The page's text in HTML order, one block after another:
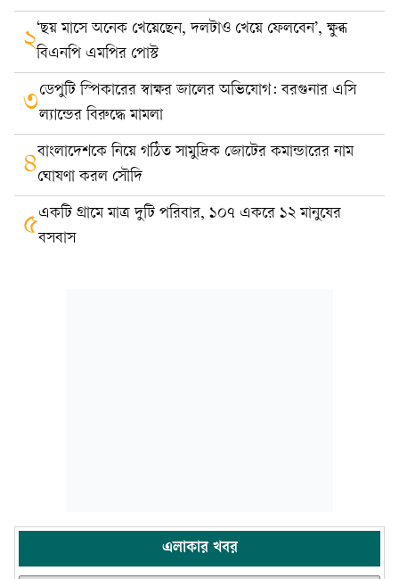
২‘ছয় মাসে অনেক খেয়েছেন, দলটাও খেয়ে ফেলবেন’, ক্ষুব্ধ
বিএনপি এমপির পোস্ট
৩ডেপুটি স্পিকারের স্বাক্ষর জালের অভিযোগ: বরগুনার এসি
ল্যান্ডের বিরুদ্ধে মামলা
৪বাংলাদেশকে নিয়ে গঠিত সামুদ্রিক জোটের কমান্ডারের নাম
ঘোষণা করল সৌদি
৫একটি গ্রামে মাত্র দুটি পরিবার, ১০৭ একরে ১২ মানুষের
বসবাস
এলাকার খবর